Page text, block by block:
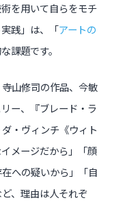
を用いて自らをモチ
践」は、「アートの
課題です。
山修司の作品、今敏
ー、『ブレード・ラ
・ヴィンチ《ウィト
メージだから」「顔
への疑いから」「自
、理由は人それぞ